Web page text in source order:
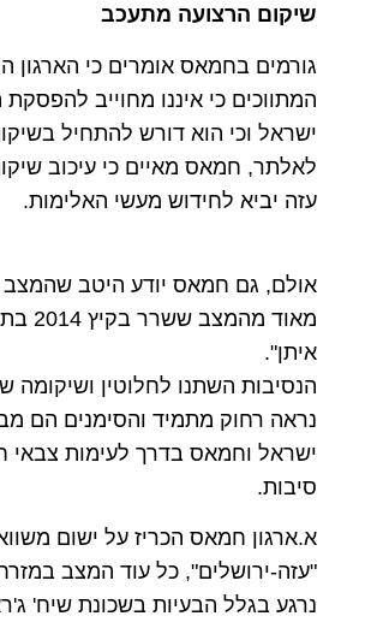
שיקום הרצועה מתעכב
גורמים בחמאס אומרים כי הארגון
המתווכים כי איננו מחוייב
ישראל וכי הוא דורש להתחיל
לאלתר, חמאס מאיים כי עיכוב
עזה יביא לחידוש מעשי האלימות.
אולם, גם חמאס יודע היטב שהמצב
מאוד
איתן".
הנסיבות השתנו לחלוטין ושיקומה
נראה רחוק מתמיד והסימנים הם
ישראל וחמאס בדרך לעימות
סיבות.
א.ארגון חמאס הכריז על ישום
"עזה-ירושלים", כל עוד המצב
נרגע בגלל הבעיות בשכונת שיח'